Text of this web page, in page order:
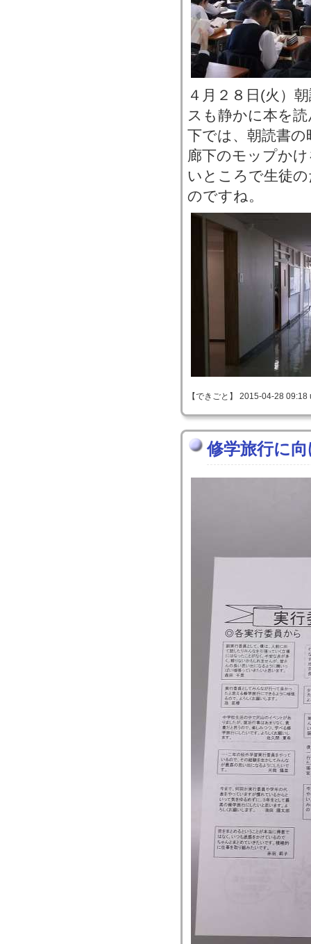
４月２８日(火）
スも静かに本を
下では、朝読書
廊下のモップか
いところで生徒
のですね。
【できごと】 2015-04-28
修学旅行に